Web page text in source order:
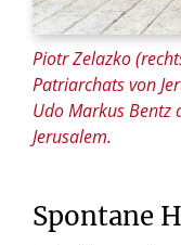
Piotr Zelazko
Patriarchats von
Udo Markus Bentz
Jerusalem.
Spontane